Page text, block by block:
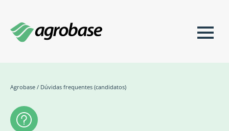
Agrobase / Dúvidas frequentes (candidatos)